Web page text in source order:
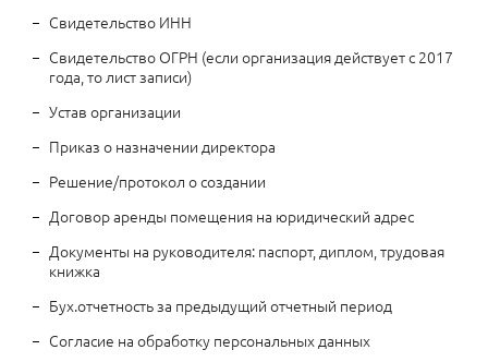
Свидетельство ИНН
Свидетельство ОГРН (если организация действует с 2017
года, то лист записи)
Устав организации
Приказ о назначении директора
Решение/протокол о создании
Договор аренды помещения на юридический адрес
Документы на руководителя: паспорт, диплом, трудовая
книжка
Бух.отчетность за предыдущий отчетный период
Согласие на обработку персональных данных